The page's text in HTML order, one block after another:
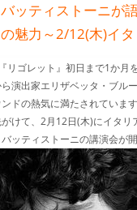
バッティストーニが
魅力～2/12(木)イ
リゴレット』初日まで1か月
演出家エリザベッタ・ブル
ドの熱気に満たされています
けて、2月12日(木)にイタリ
ッティストーニの講演会が